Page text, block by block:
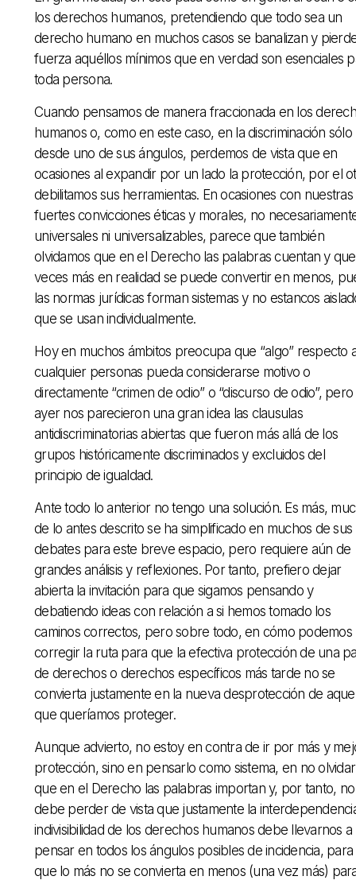
los derechos humanos, pretendiendo que todo sea un
derecho humano en muchos casos se banalizan y
fuerza aquéllos mínimos que en verdad son esenciales
toda persona.
Cuando pensamos de manera fraccionada en los
humanos o, como en este caso, en la discriminación sólo
desde uno de sus ángulos, perdemos de vista que en
ocasiones al expandir por un lado la protección, por el
debilitamos sus herramientas. En ocasiones con nuestras
fuertes convicciones éticas y morales, no
universales ni universalizables, parece que también
olvidamos que en el Derecho las palabras cuentan y
veces más en realidad se puede convertir en menos,
las normas jurídicas forman sistemas y no estancos
que se usan individualmente.
Hoy en muchos ámbitos preocupa que “algo” respecto
cualquier personas pueda considerarse motivo o
directamente “crimen de odio” o “discurso de odio”, pero
ayer nos parecieron una gran idea las clausulas
antidiscriminatorias abiertas que fueron más allá de los
grupos históricamente discriminados y excluidos del
principio de igualdad.
Ante todo lo anterior no tengo una solución. Es más,
de lo antes descrito se ha simplificado en muchos de sus
debates para este breve espacio, pero requiere aún de
grandes análisis y reflexiones. Por tanto, prefiero dejar
abierta la invitación para que sigamos pensando y
debatiendo ideas con relación a si hemos tomado los
caminos correctos, pero sobre todo, en cómo podemos
corregir la ruta para que la efectiva protección de una
de derechos o derechos específicos más tarde no se
convierta justamente en la nueva desprotección de
que queríamos proteger.
Aunque advierto, no estoy en contra de ir por más y
protección, sino en pensarlo como sistema, en no olvidar
que en el Derecho las palabras importan y, por tanto,
debe perder de vista que justamente la
indivisibilidad de los derechos humanos debe llevarnos a
pensar en todos los ángulos posibles de incidencia, para
que lo más no se convierta en menos (una vez más)